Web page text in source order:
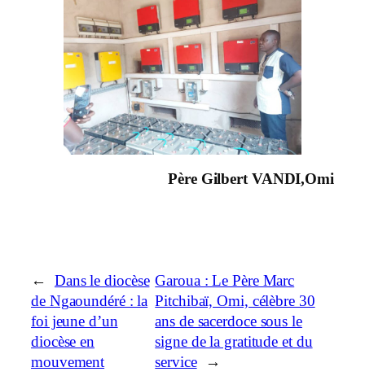
Père Gilbert VANDI,Omi
←
Dans le diocèse
de Ngaoundéré : la
foi jeune d’un
diocèse en
mouvement
Garoua : Le Père Marc
Pitchibaï, Omi, célèbre 30
ans de sacerdoce sous le
signe de la gratitude et du
service
→